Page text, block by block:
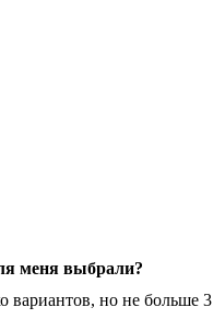
меня выбрали?
вариантов, но не больше 3